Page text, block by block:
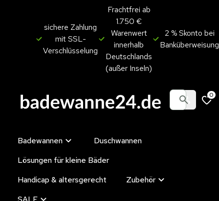
sichere Zahlung
mit SSL-
Verschlüsselung
Frachtfrei ab
1.750 €
Warenwert
innerhalb
Deutschlands
(außer Inseln)
2 % Skonto bei
Banküberweisung
0
Badewannen
Duschwannen
Lösungen für kleine Bäder
Handicap & altersgerecht
Zubehör